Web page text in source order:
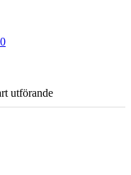
utförande